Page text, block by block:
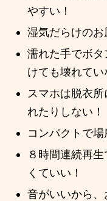
やすい！
湿気だらけのお
濡れた手でボ
けても壊れてい
スマホは脱衣
れたりしない！
コンパクトで場
８時間連続再
くていい！
音がいいから、